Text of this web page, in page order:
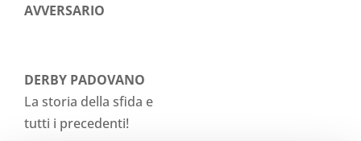
AVVERSARIO
DERBY PADOVANO
La storia della sfida e
tutti i precedenti!